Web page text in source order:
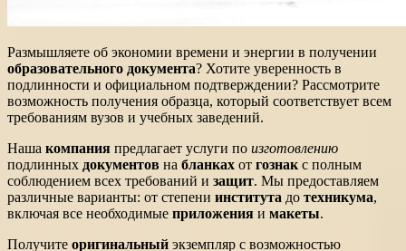
Размышляете об экономии времени и энергии в получении
образовательного документа? Хотите уверенность в
подлинности и официальном подтверждении? Рассмотрите
возможность получения образца, который соответствует всем
требованиям вузов и учебных заведений.
Наша компания предлагает услуги по изготовлению
подлинных документов на бланках от гознак с полным
соблюдением всех требований и защит. Мы предоставляем
различные варианты: от степени института до техникума,
включая все необходимые приложения и макеты.
Получите оригинальный экземпляр с возможностью